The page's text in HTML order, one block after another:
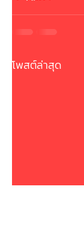
โพสต์ล่าสุด